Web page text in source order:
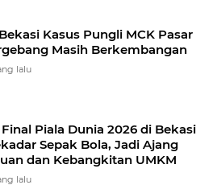
Kasus Pungli MCK Pasar
Masih Berkembangan
lalu
Piala Dunia 2026 di Bekasi
Sepak Bola, Jadi Ajang
dan Kebangkitan UMKM
lalu